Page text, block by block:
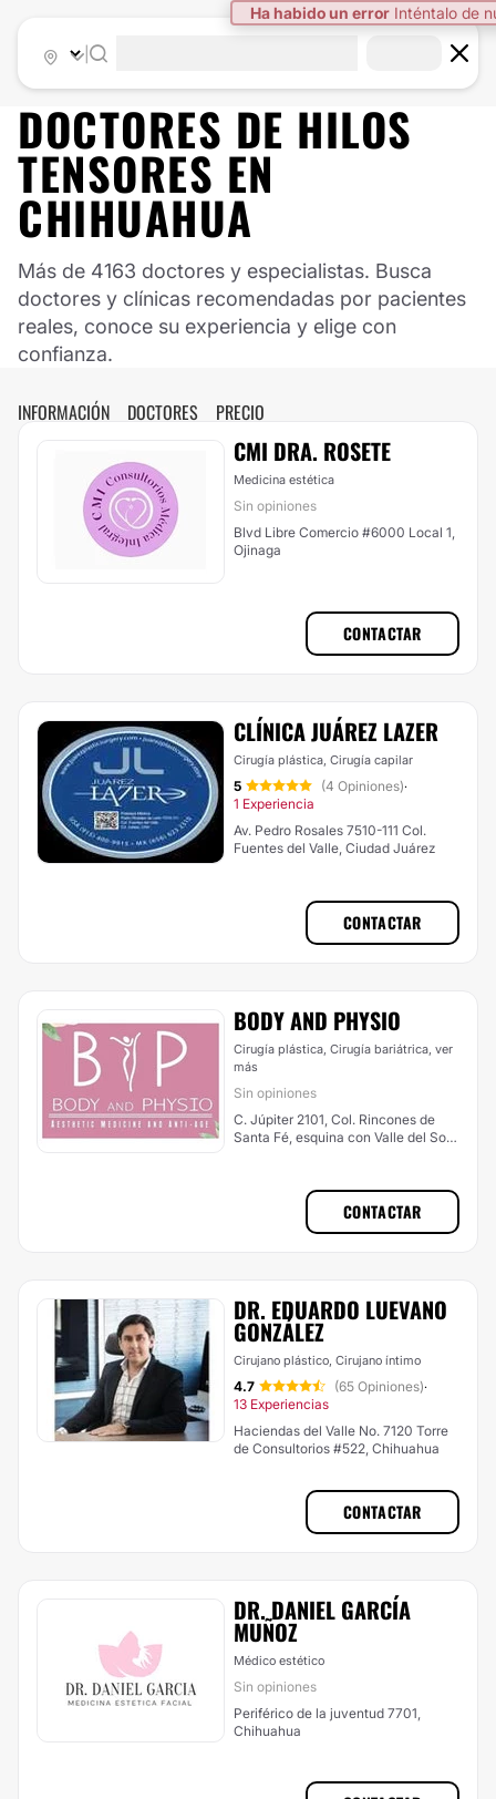
Ha habido un error Inténtalo de
DOCTORES DE HILOS
TENSORES EN
CHIHUAHUA
Más de 4163 doctores y especialistas. Busca
doctores y clínicas recomendadas por pacientes
reales, conoce su experiencia y elige con
confianza.
INFORMACIÓN DOCTORES PRECIO
CMI DRA. ROSETE
Medicina estética
Sin opiniones
Blvd Libre Comercio #6000 Local 1,
Ojinaga
CONTACTAR
CLÍNICA JUÁREZ LAZER
Cirugía plástica, Cirugía capilar
5 (4 Opiniones)·
1 Experiencia
Av. Pedro Rosales 7510-111 Col.
Fuentes del Valle, Ciudad Juárez
CONTACTAR
BODY AND PHYSIO
Cirugía plástica, Cirugía bariátrica, ver
más
Sin opiniones
C. Júpiter 2101, Col. Rincones de
Santa Fé, esquina con Valle del Sol.
CONTACTAR
DR. EDUARDO LUEVANO
GONZÁLEZ
Cirujano plástico, Cirujano íntimo
4.7 (65 Opiniones)·
13 Experiencias
Haciendas del Valle No. 7120 Torre
de Consultorios #522, Chihuahua
CONTACTAR
DR. DANIEL GARCÍA
MUÑOZ
Médico estético
Sin opiniones
Periférico de la juventud 7701,
Chihuahua